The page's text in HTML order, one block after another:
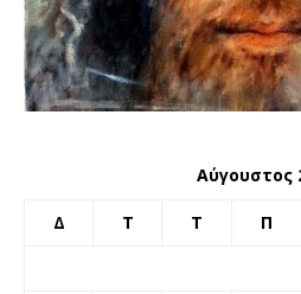
Αύγουστος
Δ Τ Τ Π